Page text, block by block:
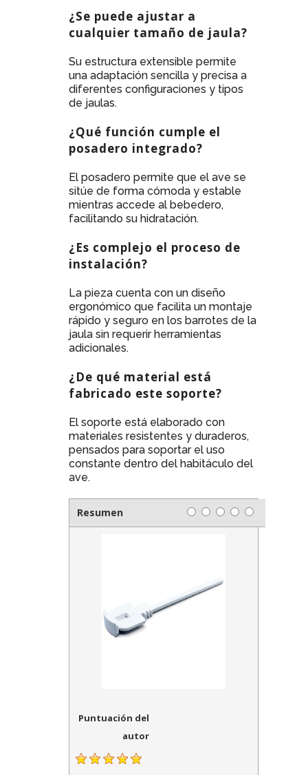
¿Se puede ajustar a
cualquier tamaño de jaula?
Su estructura extensible permite
una adaptación sencilla y precisa a
diferentes configuraciones y tipos
de jaulas.
¿Qué función cumple el
posadero integrado?
El posadero permite que el ave se
sitúe de forma cómoda y estable
mientras accede al bebedero,
facilitando su hidratación.
¿Es complejo el proceso de
instalación?
La pieza cuenta con un diseño
ergonómico que facilita un montaje
rápido y seguro en los barrotes de la
jaula sin requerir herramientas
adicionales.
¿De qué material está
fabricado este soporte?
El soporte está elaborado con
materiales resistentes y duraderos,
pensados para soportar el uso
constante dentro del habitáculo del
ave.
Resumen
Puntuación del
autor